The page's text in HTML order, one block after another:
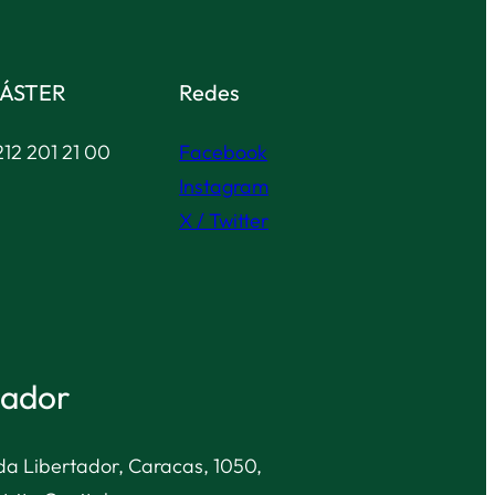
201 21 00
Redes
Facebook
Instagram
X / Twitter
Libertador, Caracas, 1050,